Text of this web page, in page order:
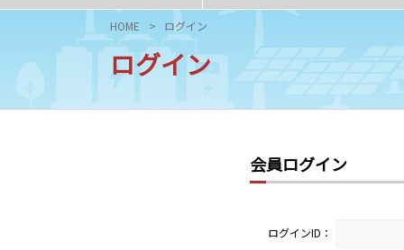
HOME ログイン
ログイン
会員ログイン
ログインID：